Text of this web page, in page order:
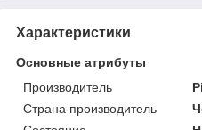
Характеристики
Основные атрибуты
Производитель
Страна производитель